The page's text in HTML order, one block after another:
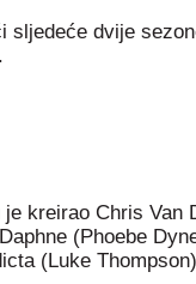
sljedeće dvije
kreirao Chris
(Phoebe
(Luke